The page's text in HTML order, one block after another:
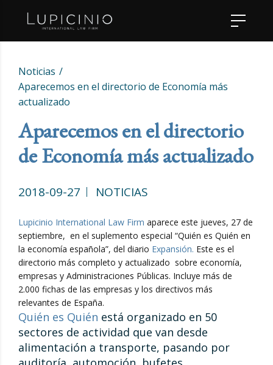
Noticias
Aparecemos en el directorio de Economía más
actualizado
Aparecemos en el directorio
de Economía más actualizado
2018-09-27 NOTICIAS
Lupicinio International Law Firm aparece este jueves, 27 de
septiembre, en el suplemento especial “Quién es Quién en
la economía española”, del diario Expansión. Este es el
directorio más completo y actualizado sobre economía,
empresas y Administraciones Públicas. Incluye más de
2.000 fichas de las empresas y los directivos más
relevantes de España.
Quién es Quién está organizado en 50
sectores de actividad que van desde
alimentación a transporte, pasando por